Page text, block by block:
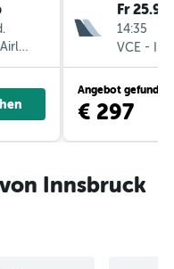
Fr 25.9.
14:35
VCE -
Angebot gefunden
€ 297
Innsbruck